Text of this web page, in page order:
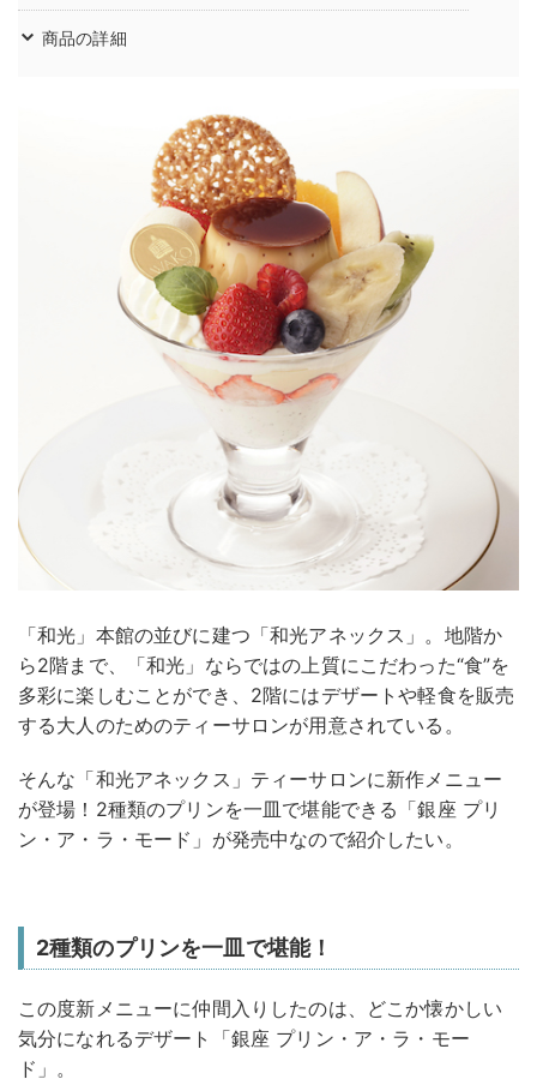
商品の詳細
「和光」本館の並びに建つ「和光アネックス」。地階か
ら2階まで、「和光」ならではの上質にこだわった“食”を
多彩に楽しむことができ、2階にはデザートや軽食を販売
する大人のためのティーサロンが用意されている。
そんな「和光アネックス」ティーサロンに新作メニュー
が登場！2種類のプリンを一皿で堪能できる「銀座 プリ
ン・ア・ラ・モード」が発売中なので紹介したい。
2種類のプリンを一皿で堪能！
この度新メニューに仲間入りしたのは、どこか懐かしい
気分になれるデザート「銀座 プリン・ア・ラ・モー
ド」。